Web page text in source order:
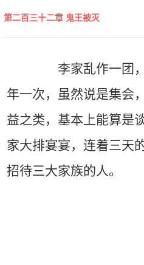
第二百三十二章 鬼王被灭
李家乱作一团，以
年一次，虽然说是集会
益之类，基本上能算是
家大排宴宴，连着三天
招待三大家族的人。